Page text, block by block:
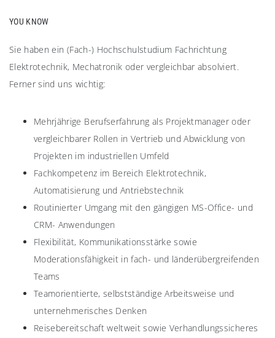
YOU KNOW
Sie haben ein (Fach-) Hochschulstudium Fachrichtung
Elektrotechnik, Mechatronik oder vergleichbar absolviert.
Ferner sind uns wichtig:
Mehrjährige Berufserfahrung als Projektmanager oder
vergleichbarer Rollen in Vertrieb und Abwicklung von
Projekten im industriellen Umfeld
Fachkompetenz im Bereich Elektrotechnik,
Automatisierung und Antriebstechnik
Routinierter Umgang mit den gängigen MS-Office- und
CRM- Anwendungen
Flexibilität, Kommunikationsstärke sowie
Moderationsfähigkeit in fach- und länderübergreifenden
Teams
Teamorientierte, selbstständige Arbeitsweise und
unternehmerisches Denken
Reisebereitschaft weltweit sowie Verhandlungssicheres